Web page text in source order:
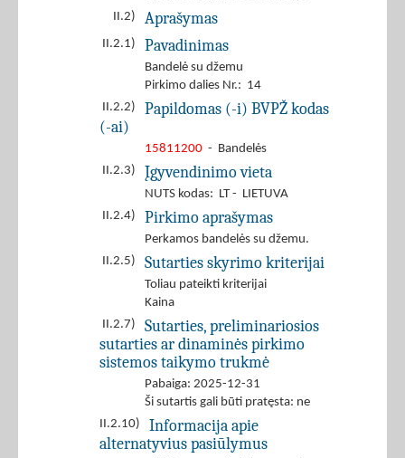
II.2)
Aprašymas
II.2.1) Pavadinimas
Bandelė su džemu
Pirkimo dalies Nr.: 14
II.2.2)
Papildomas (-i) BVPŽ kodas
(-ai)
15811200 - Bandelės
II.2.3)
Įgyvendinimo vieta
NUTS kodas: LT - LIETUVA
II.2.4)
Pirkimo aprašymas
Perkamos bandelės su džemu.
II.2.5)
Sutarties skyrimo kriterijai
Toliau pateikti kriterijai
Kaina
II.2.7)
Sutarties, preliminariosios
sutarties ar dinaminės pirkimo
sistemos taikymo trukmė
Pabaiga: 2025-12-31
Ši sutartis gali būti pratęsta: ne
II.2.10)
Informacija apie
alternatyvius pasiūlymus